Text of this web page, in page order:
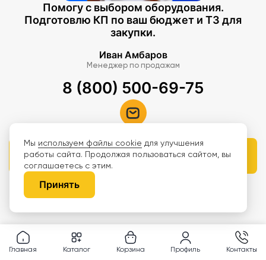
Помогу с выбором оборудования.
Подготовлю КП по ваш бюджет и ТЗ для
закупки.
Иван Амбаров
Менеджер по продажам
8 (800) 500-69-75
Получить консультацию
Минимальная сумма заказа 200 000 ₽
С 2009 года мы оборудовали более
10000 школ
Главная Каталог Корзина Профиль Контакты
Мы используем файлы cookie для улучшения
работы сайта. Продолжая пользоваться сайтом, вы
соглашаетесь с этим.
Принять